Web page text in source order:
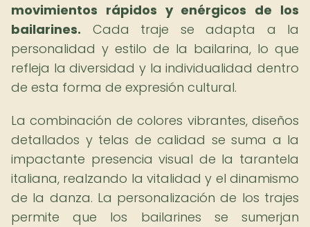
movimientos rápidos y enérgicos de los
bailarines. Cada traje se adapta a la
personalidad y estilo de la bailarina, lo que
refleja la diversidad y la individualidad dentro
de esta forma de expresión cultural.
La combinación de colores vibrantes, diseños
detallados y telas de calidad se suma a la
impactante presencia visual de la tarantela
italiana, realzando la vitalidad y el dinamismo
de la danza. La personalización de los trajes
permite que los bailarines se sumerjan